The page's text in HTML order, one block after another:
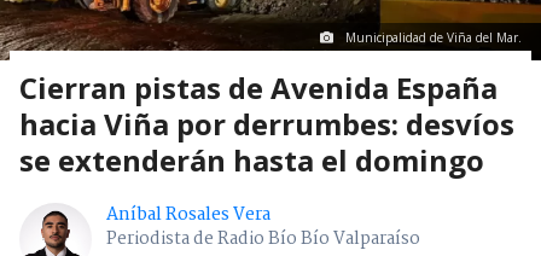
Municipalidad de Viña del Mar.
Cierran pistas de Avenida España
hacia Viña por derrumbes: desvíos
se extenderán hasta el domingo
Aníbal Rosales Vera
Periodista de Radio Bío Bío Valparaíso